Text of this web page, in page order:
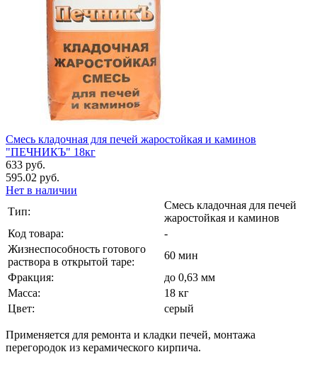
Смесь кладочная для печей жаростойкая и каминов
"ПЕЧНИКЪ" 18кг
633 руб.
595.02 руб.
Нет в наличии
Тип:
Смесь кладочная для печей
жаростойкая и каминов
Код товара:
-
Жизнеспособность готового
раствора в открытой таре:
60 мин
Фракция:
до 0,63 мм
Масса:
18 кг
Цвет:
серый
Применяется для ремонта и кладки печей, монтажа
перегородок из керамического кирпича.